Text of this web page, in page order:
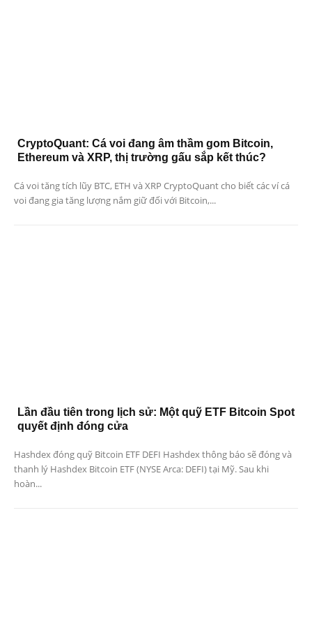
CryptoQuant: Cá voi đang âm thầm gom Bitcoin,
Ethereum và XRP, thị trường gấu sắp kết thúc?
Cá voi tăng tích lũy BTC, ETH và XRP CryptoQuant cho biết các ví cá
voi đang gia tăng lượng nắm giữ đối với Bitcoin,...
Lần đầu tiên trong lịch sử: Một quỹ ETF Bitcoin Spot
quyết định đóng cửa
Hashdex đóng quỹ Bitcoin ETF DEFI Hashdex thông báo sẽ đóng và
thanh lý Hashdex Bitcoin ETF (NYSE Arca: DEFI) tại Mỹ. Sau khi
hoàn...